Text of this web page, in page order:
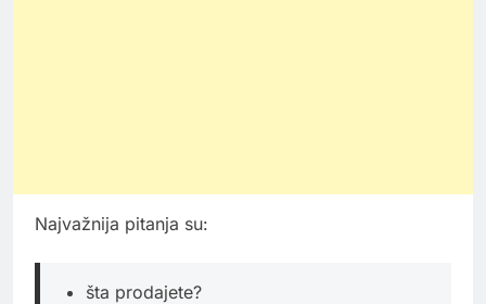
Najvažnija pitanja su:
šta prodajete?